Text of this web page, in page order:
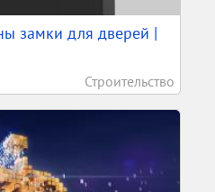
замки для дверей |
Строительство